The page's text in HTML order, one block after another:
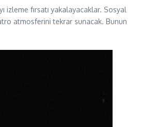
izleme fırsatı yakalayacaklar. Sosyal
atmosferini tekrar sunacak. Bunun